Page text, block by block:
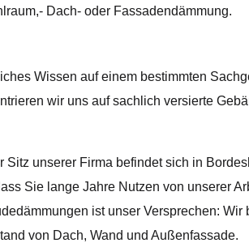
Dach- oder Fassadendämmung.
Wissen auf einem bestimmten
wir uns auf sachlich versierte
unserer Firma befindet sich in
Sie lange Jahre Nutzen von unserer
ist unser Versprechen:
von Dach, Wand und Außenfassade.